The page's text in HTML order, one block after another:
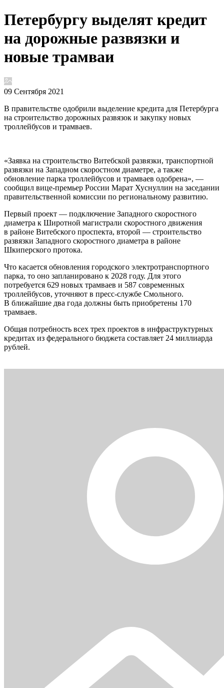
Петербургу выделят кредит
на дорожные развязки и
новые трамваи
09 Сентября 2021
В правительстве одобрили выделение кредита для Петербурга
на строительство дорожных развязок и закупку новых
троллейбусов и трамваев.
«Заявка на строительство Витебской развязки, транспортной
развязки на Западном скоростном диаметре, а также
обновление парка троллейбусов и трамваев одобрена», —
сообщил вице-премьер России Марат Хуснуллин на заседании
правительственной комиссии по региональному развитию.
Первый проект — подключение Западного скоростного
диаметра к Широтной магистрали скоростного движения
в районе Витебского проспекта, второй — строительство
развязки Западного скоростного диаметра в районе
Шкиперского протока.
Что касается обновления городского электротранспортного
парка, то оно запланировано к 2028 году. Для этого
потребуется 629 новых трамваев и 587 современных
троллейбусов, уточняют в пресс-службе Смольного.
В ближайшие два года должны быть приобретены 170
трамваев.
Общая потребность всех трех проектов в инфраструктурных
кредитах из федерального бюджета составляет 24 миллиарда
рублей.